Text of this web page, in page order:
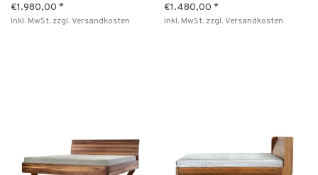
€1.980,00 *
Inkl. MwSt. zzgl.Versandkosten
€1.480,00 *
Inkl. MwSt. zzgl.Versandkosten